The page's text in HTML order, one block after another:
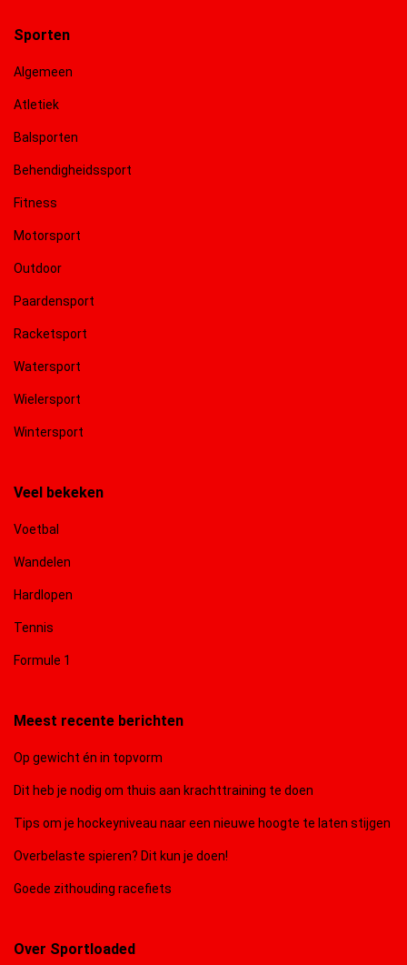
Sporten
Algemeen
Atletiek
Balsporten
Behendigheidssport
Fitness
Motorsport
Outdoor
Paardensport
Racketsport
Watersport
Wielersport
Wintersport
Veel bekeken
Voetbal
Wandelen
Hardlopen
Tennis
Formule 1
Meest recente berichten
Op gewicht én in topvorm
Dit heb je nodig om thuis aan krachttraining te doen
Tips om je hockeyniveau naar een nieuwe hoogte te laten stijgen
Overbelaste spieren? Dit kun je doen!
Goede zithouding racefiets
Over Sportloaded